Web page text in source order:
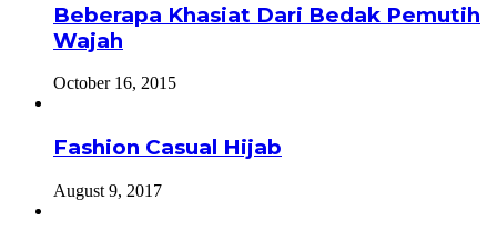
Beberapa Khasiat Dari Bedak Pemutih
Wajah
October 16, 2015
Fashion Casual Hijab
August 9, 2017